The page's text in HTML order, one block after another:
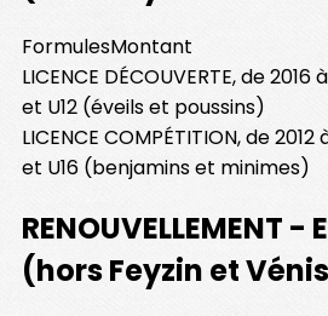
FormulesMontant
LICENCE DÉCOUVERTE, de 2016
et U12 (éveils et poussins)
LICENCE COMPÉTITION, de 2012
et U16 (benjamins et minimes)
RENOUVELLEMENT
(hors Feyzin et